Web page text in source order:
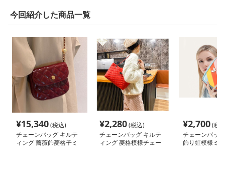
今回紹介した商品一覧
¥15,340(税込)
チェーンバッグ キルテ
ィング 薔薇飾菱格子ミ
¥2,280(税込)
チェーンバッグ キルテ
ィング 菱格模様チェー
¥2,700(税
チェーンバッ
飾り虹模様ミ